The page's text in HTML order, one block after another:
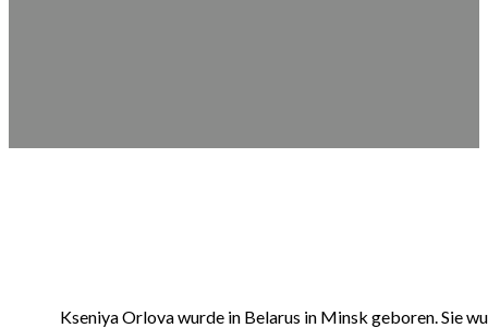
Kseniya Orlova wurde in Belarus in Minsk geboren. Sie